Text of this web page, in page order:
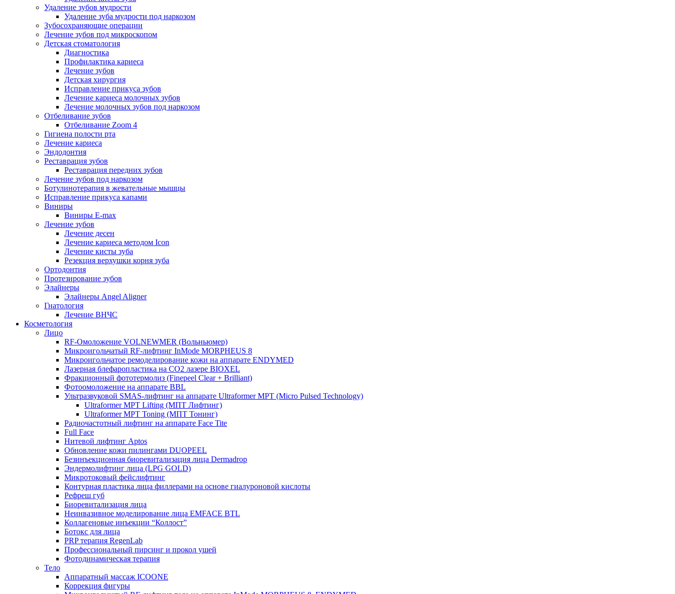
Удаление зубов мудрости
Удаление зуба мудрости под наркозом
Зубосохраняющие операции
Лечение зубов под микроскопом
Детская стоматология
Диагностика
Профилактика кариеса
Лечение зубов
Детская хирургия
Исправление прикуса зубов
Лечение кариеса молочных зубов
Лечение молочных зубов под наркозом
Отбеливание зубов
Отбеливание Zoom 4
Гигиена полости рта
Лечение кариеса
Эндодонтия
Реставрация зубов
Реставрация передних зубов
Лечение зубов под наркозом
Ботулинотерапия в жевательные мышцы
Исправление прикуса капами
Виниры
Виниры E-max
Лечение зубов
Лечение десен
Лечение кариеса методом Icon
Лечение кисты зуба
Резекция верхушки корня зуба
Ортодонтия
Протезирование зубов
Элайнеры
Элайнеры Angel Aligner
Гнатология
Лечение ВНЧС
Косметология
Лицо
RF-Омоложение VOLNEWMER (Вольньюмер)
Микроигольчатый RF-лифтинг InMode MORPHEUS 8
Микроигольчатое ремоделирование кожи на аппарате ENDYMED
Лазерная блефаропластика на CO2 лазере BIOXEL
Фракционный фототермолиз (Finepeel Clear + Brilliant)
Фотоомоложение на аппарате BBL
Ультразвуковой SMAS-лифтинг на аппарате Ultraformer MPT (Micro Pulsed Technology)
Ultraformer MPT Lifting (МПТ Лифтинг)
Ultraformer MPT Toning (МПТ Тонинг)
Радиочастотный лифтинг на аппарате Face Tite
Full Face
Нитевой лифтинг Aptos
Обновление кожи пилингами DUOPEEL
Безинъекционная биоревитализация лица Dermadrop
Эндермолифтинг лица (LPG GOLD)
Микротоковый фейслифтинг
Контурная пластика лица филлерами на основе гиалуроновой кислоты
Рефреш губ
Биоревитализация лица
Неинвазивное моделирование лица EMFACE BTL
Коллагеновые инъекции “Коллост”
Ботокс для лица
PRP терапия RegenLab
Профессиональный пирсинг и прокол ушей
Фотодинамическая терапия
Тело
Аппаратный массаж ICOONE
Коррекция фигуры